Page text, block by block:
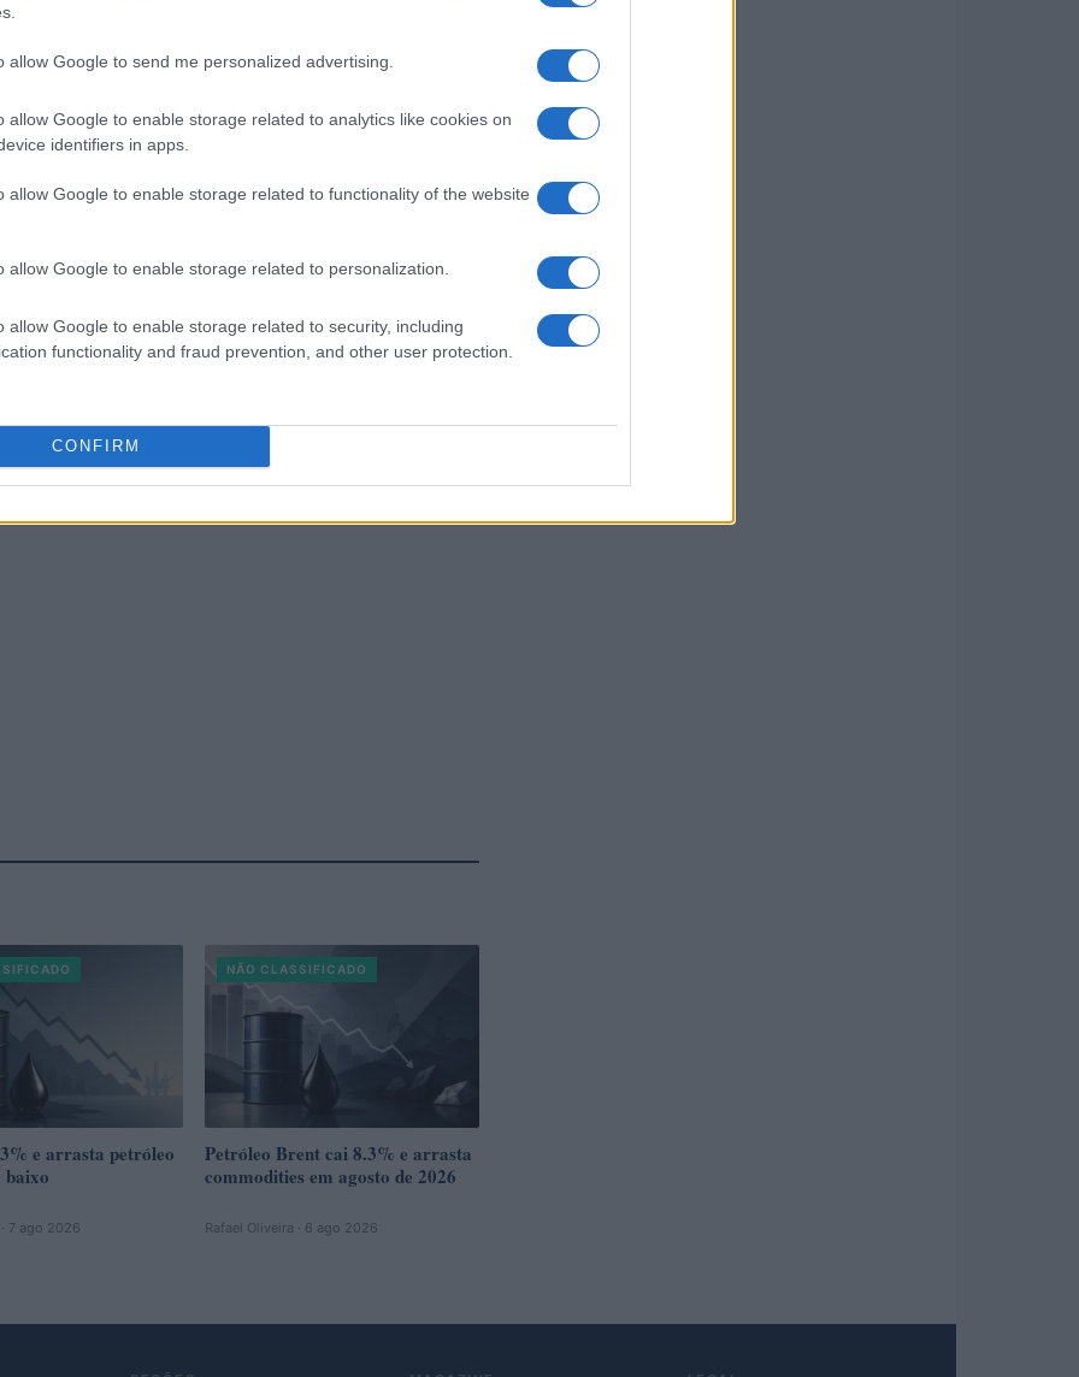
allow Google to send me personalized advertising.
allow Google to enable storage related to analytics like cookies on
identifiers in apps.
allow Google to enable storage related to functionality of the website
allow Google to enable storage related to personalization.
allow Google to enable storage related to security, including
functionality and fraud prevention, and other user protection.
CONFIRM
informações forem atualizadas.
e arrasta petróleo
baixo
7 ago 2026
NÃO CLASSIFICADO
Petróleo Brent cai 8.3% e arrasta
commodities em agosto de 2026
Rafael Oliveira · 6 ago 2026